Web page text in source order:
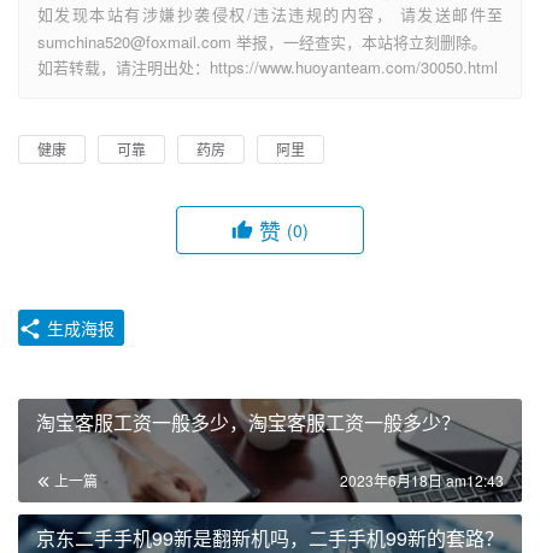
如发现本站有涉嫌抄袭侵权/违法违规的内容， 请发送邮件至
sumchina520@foxmail.com 举报，一经查实，本站将立刻删除。
如若转载，请注明出处：https://www.huoyanteam.com/30050.html
健康 可靠 药房 阿里
赞 (0)
生成海报
淘宝客服工资一般多少，淘宝客服工资一般多少？
上一篇 2023年6月18日 am12:43
京东二手手机99新是翻新机吗，二手手机99新的套路？